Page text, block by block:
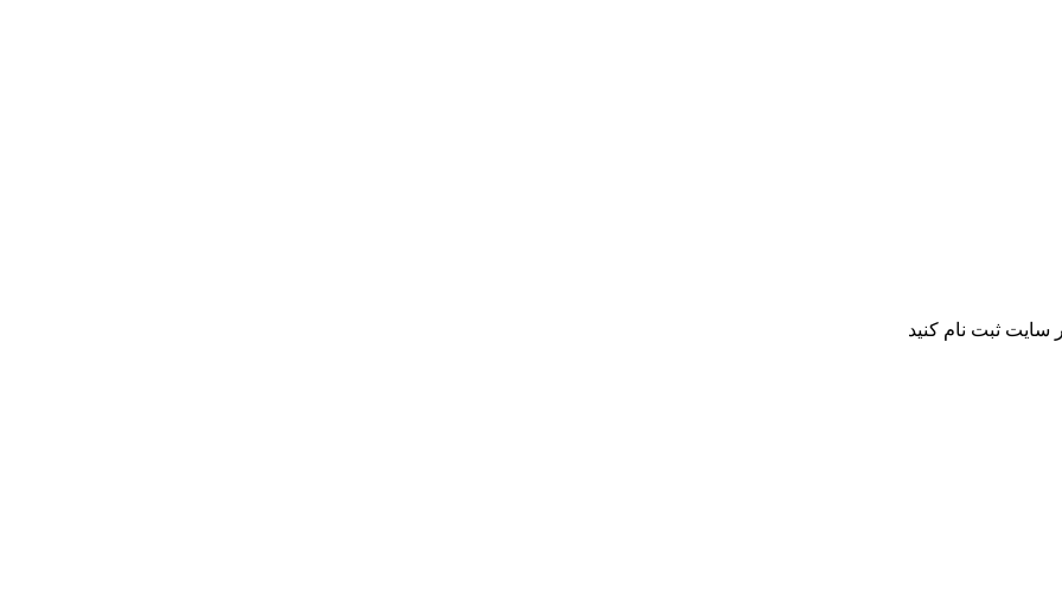
ثبت نام کنید